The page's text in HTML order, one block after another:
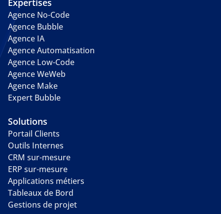
Expertises
Agence No-Code
Agence Bubble
Agence IA
Agence Automatisation
Agence Low-Code
Agence WeWeb
Agence Make
Expert Bubble
Solutions
Portail Clients
Outils Internes
CRM sur-mesure
ERP sur-mesure
Applications métiers
Tableaux de Bord
Gestions de projet